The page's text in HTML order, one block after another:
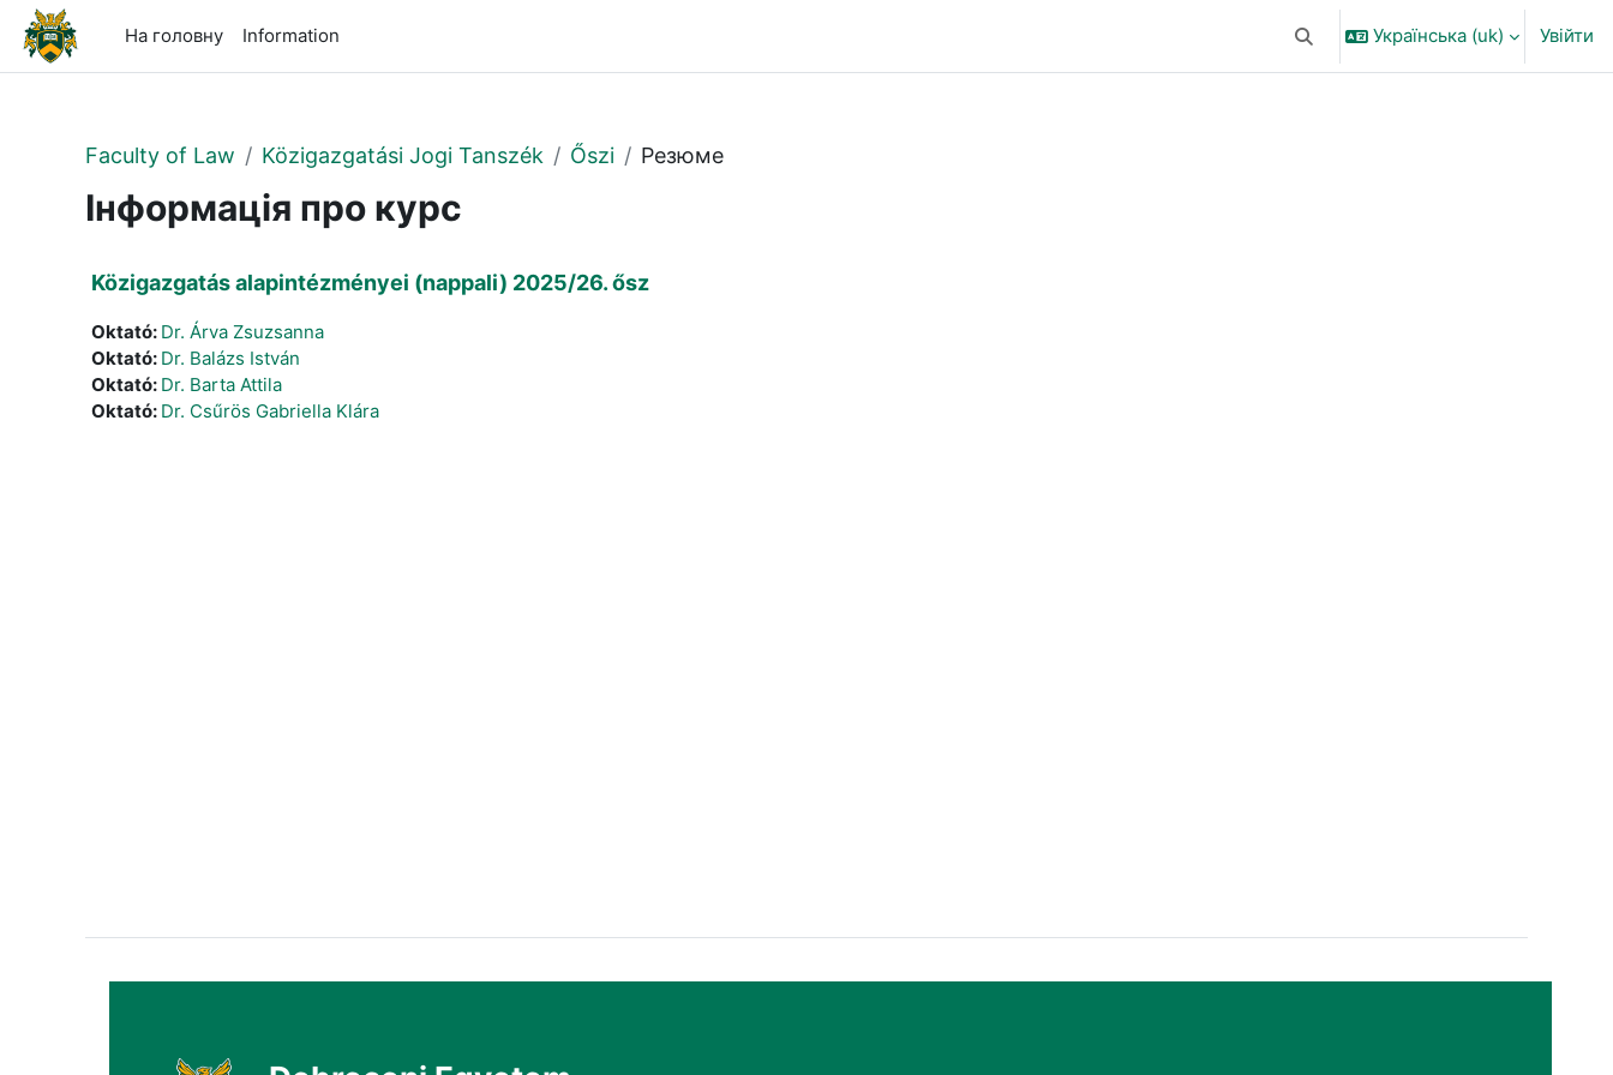
Перейти до головного вмісту
На головну
Information Переключити введення пошуку
Українська ‎(uk)‎ Увійти
Faculty of Law Közigazgatási Jogi Tanszék Őszi Резюме
Інформація про курс
Közigazgatás alapintézményei (nappali) 2025/26. ősz
Oktató: Dr. Árva Zsuzsanna
Oktató: Dr. Balázs István
Oktató: Dr. Barta Attila
Oktató: Dr. Csűrös Gabriella Klára